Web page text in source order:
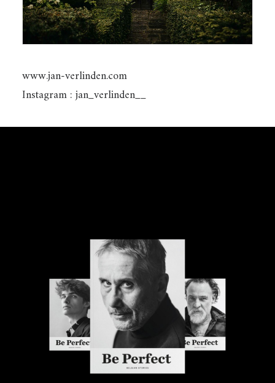
www.jan-verlinden.com
Instagram : jan_verlinden__